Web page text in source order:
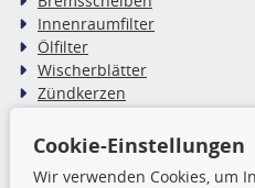
Innenraumfilter
Ölfilter
Wischerblätter
Zündkerzen
TecDoc Inside
Cookie-Einstellungen
Wir verwenden Cookies, um